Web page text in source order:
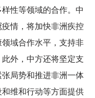
性等领域的合作。中
情，将加快非洲疾控
域合作水平，支持非
外，中方还将坚定支
局势和推进非洲一体
维和行动等方面提供